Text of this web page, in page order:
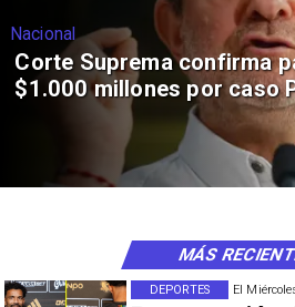
Nacional
Corte Suprema confirma
$1.000 millones por caso
El
DEPORTES
MÁS